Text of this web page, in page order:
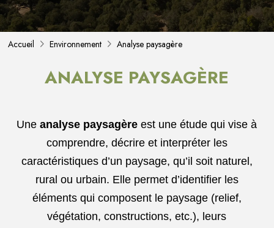
Accueil Environnement Analyse paysagère
ANALYSE PAYSAGÈRE
Uneanalyse paysagère est une étude qui vise à
comprendre, décrire et interpréter les
caractéristiques d’un paysage, qu’il soit naturel,
rural ou urbain. Elle permet d’identifier les
éléments qui composent le paysage (relief,
végétation, constructions, etc.), leurs